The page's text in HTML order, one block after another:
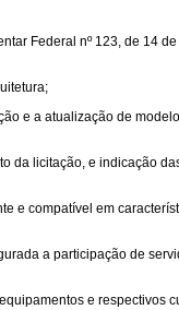
Federal nº 123, de 14
e a atualização de
da licitação, e indicação
e compatível em
a participação de
e respectivos